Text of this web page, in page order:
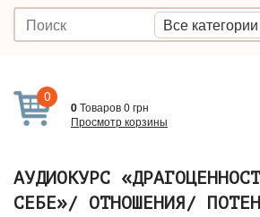
0
0Товаров0грн
Просмотр корзины
АУДИОКУРС
СЕБЕ»/ ОТНОШЕНИЯ/